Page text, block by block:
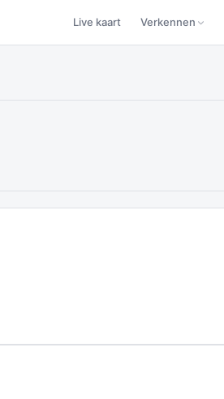
Live kaart Verkennen